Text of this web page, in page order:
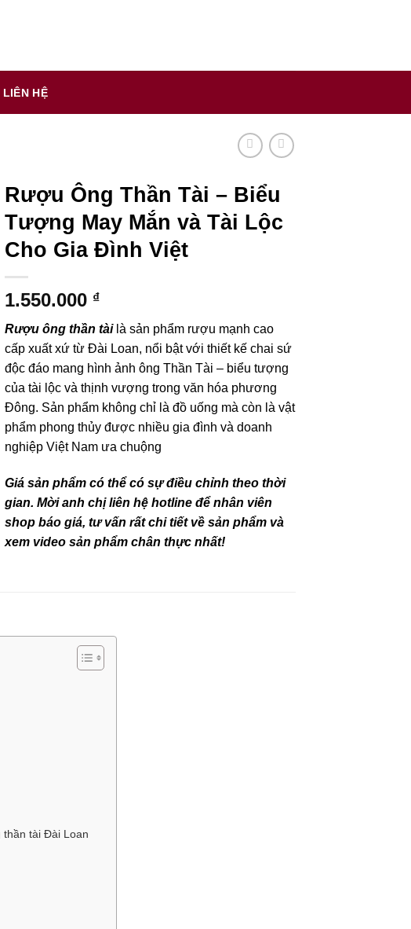
LIÊN HỆ
Rượu Ông Thần Tài – Biểu
Tượng May Mắn và Tài Lộc
Cho Gia Đình Việt
1.550.000 ₫
Rượu ông thần tài là sản phẩm rượu mạnh cao
cấp xuất xứ từ Đài Loan, nổi bật với thiết kế chai sứ
độc đáo mang hình ảnh ông Thần Tài – biểu tượng
của tài lộc và thịnh vượng trong văn hóa phương
Đông. Sản phẩm không chỉ là đồ uống mà còn là vật
phẩm phong thủy được nhiều gia đình và doanh
nghiệp Việt Nam ưa chuộng
Giá sản phẩm có thể có sự điều chỉnh theo thời
gian. Mời anh chị liên hệ hotline để nhân viên
shop báo giá, tư vấn rất chi tiết về sản phẩm và
xem video sản phẩm chân thực nhất!
thần tài Đài Loan